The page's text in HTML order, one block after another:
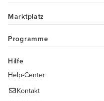
Marktplatz
Programme
Hilfe
Help-Center
Kontakt